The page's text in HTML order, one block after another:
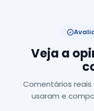
Veja a
Comentários
usaram e